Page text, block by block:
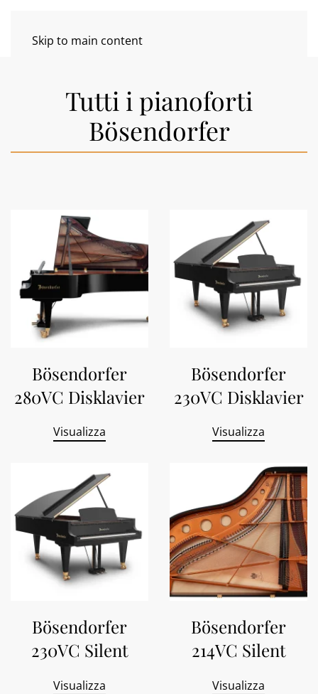
Skip to main content
Tutti i pianoforti
Bösendorfer
Bösendorfer
280VC Disklavier
Visualizza
Bösendorfer
230VC Disklavier
Visualizza
Bösendorfer
230VC Silent
Visualizza
Bösendorfer
214VC Silent
Visualizza